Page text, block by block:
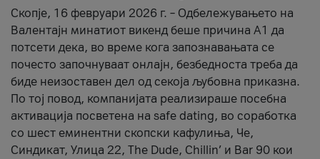
Скопје, 16 февруари 2026 г. – Одбележувањето на
Валентајн минатиот викенд беше причина А1 да
потсети дека, во време кога запознавањата се
почесто започнуваат онлајн, безбедноста треба да
биде неизоставен дел од секоја љубовна приказна.
По тој повод, компанијата реализираше посебна
активација посветена на safe dating, во соработка
со шест еминентни скопски кафулиња, Че,
Синдикат, Улица 22, The Dude, Chillin’ и Bar 90 кои